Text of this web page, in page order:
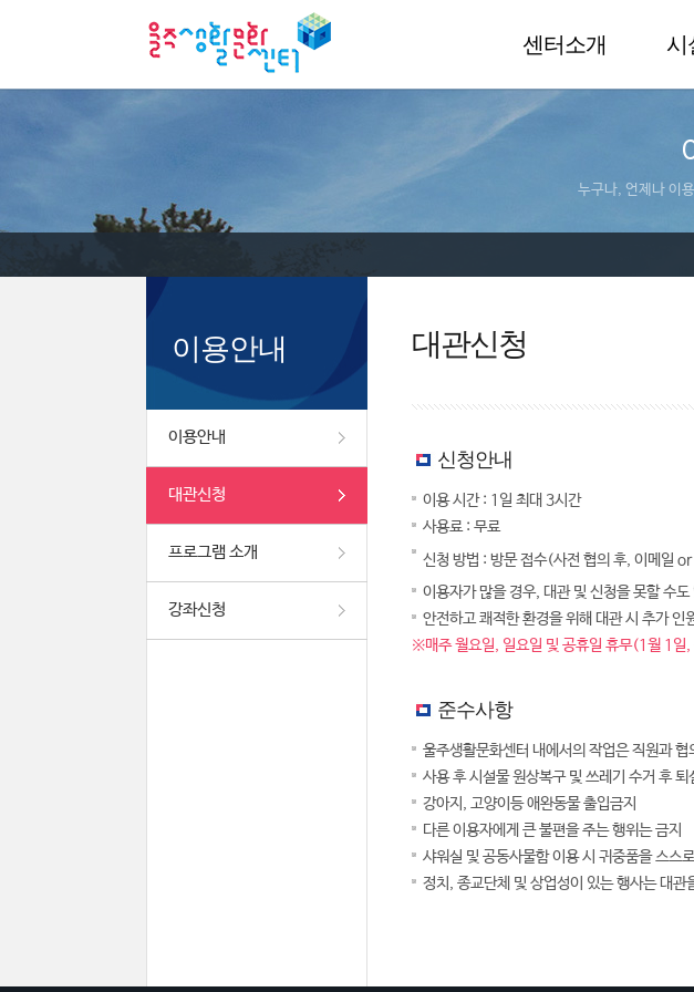
센터소개 시
누구나, 언제나 이
이용안내
이용안내
대관신청
프로그램 소개
강좌신청
대관신청
신청안내
이용 시간 : 1일 최대 3시간
사용료 : 무료
신청 방법 : 방문 접수(사전 협의 후, 이메일
이용자가 많을 경우, 대관 및 신청을 못할 수
안전하고 쾌적한 환경을 위해 대관 시 추가 인
※매주 월요일, 일요일 및 공휴일 휴무(1월 1일,
준수사항
울주생활문화센터 내에서의 작업은 직원과 협
사용 후 시설물 원상복구 및 쓰레기 수거 후
강아지, 고양이등 애완동물 출입금지
다른 이용자에게 큰 불편을 주는 행위는 금지
샤워실 및 공동사물함 이용 시 귀중품을 스스
정치, 종교단체 및 상업성이 있는 행사는 대관